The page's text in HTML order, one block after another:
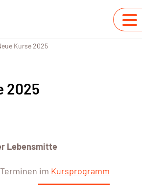
Kurse 2025
2025
Lebensmitte
im Kursprogramm